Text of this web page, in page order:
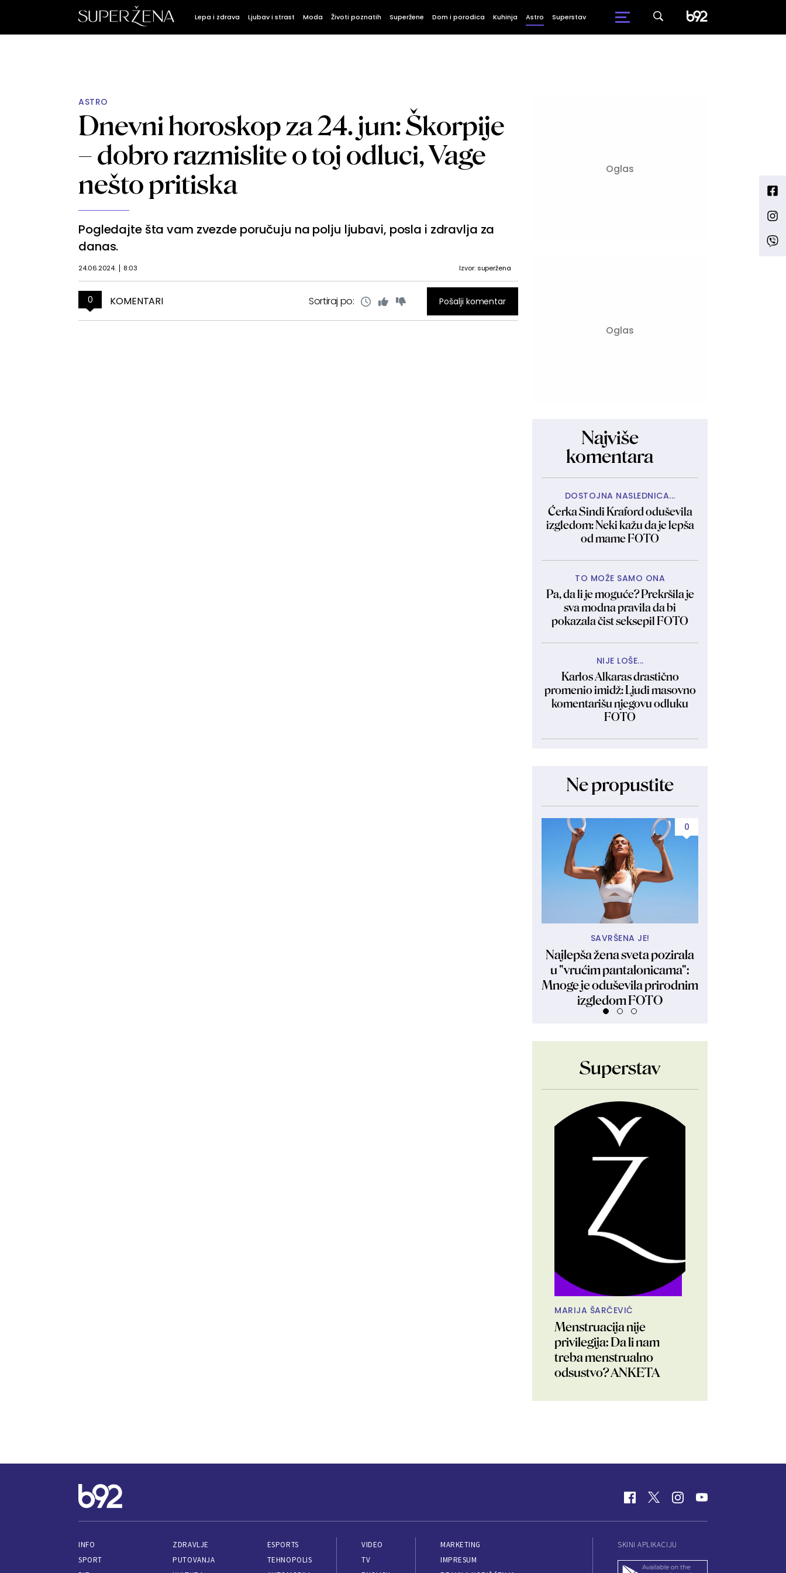
Lepa i zdrava Ljubav i strast Moda Životi poznatih Superžene Dom i porodica Kuhinja Astro Superstav
ASTRO
Dnevni horoskop za 24. jun: Škorpije
– dobro razmislite o toj odluci, Vage
nešto pritiska
Pogledajte šta vam zvezde poručuju na polju ljubavi, posla i zdravlja za
danas.
24.06.2024. 8:03 Izvor: superžena
0 KOMENTARI Sortiraj po: Pošalji komentar
Najviše
komentara
DOSTOJNA NASLEDNICA...
Ćerka Sindi Kraford oduševila
izgledom: Neki kažu da je lepša
od mame FOTO
TO MOŽE SAMO ONA
Pa, da li je moguće? Prekršila je
sva modna pravila da bi
pokazala čist seksepil FOTO
NIJE LOŠE...
Karlos Alkaras drastično
promenio imidž: Ljudi masovno
komentarišu njegovu odluku
FOTO
Ne propustite
0
SAVRŠENA JE!
Najlepša žena sveta pozirala
u "vrućim pantalonicama":
Mnoge je oduševila prirodnim
izgledom FOTO
Superstav
MARIJA ŠARČEVIĆ
Menstruacija nije
privilegija: Da li nam
treba menstrualno
odsustvo? ANKETA
INFO
SPORT
ZDRAVLJE
PUTOVANJA
ESPORTS
TEHNOPOLIS
VIDEO
TV
MARKETING
IMPRESUM
SKINI APLIKACIJU